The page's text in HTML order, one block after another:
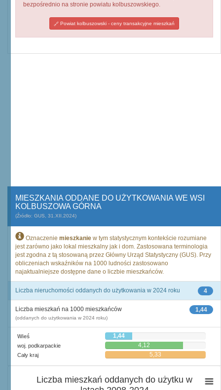
bezpośrednio na stronie powiatu kolbuszowskiego.
Powiat kolbuszowski - ceny transakcyjne mieszkań
MIESZKANIA ODDANE DO UŻYTKOWANIA WE WSI
KOLBUSZOWA GÓRNA
(Źródło: GUS, 31.XII.2024)
Oznaczenie mieszkanie w tym statystycznym kontekście rozumiane
jest zarówno jako lokal mieszkalny jak i dom. Zastosowana terminologia
jest zgodna z tą stosowaną przez Główny Urząd Statystyczny (GUS). Przy
obliczeniach wskaźników na 1000 ludności zastosowano
najaktualniejsze dostępne dane o liczbie mieszkańców.
4
Liczba nieruchomości oddanych do użytkowania w 2024 roku
1,44
Liczba mieszkań na 1000 mieszkańców
(oddanych do użytkowania w 2024 roku)
Wieś 1,44
woj. podkarpackie 4,12
Cały kraj 5,33
Liczba mieszkań oddanych do użytku w